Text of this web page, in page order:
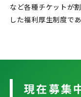
など各種チケットが
した福利厚生制度で
現在募集